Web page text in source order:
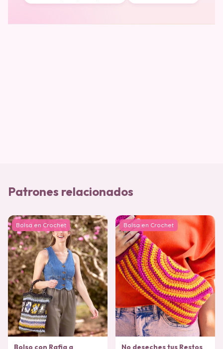
Patrones relacionados
Bolsa en Crochet
Bolso con Rafia a
Bolsa en Crochet
No deseches tus Restos